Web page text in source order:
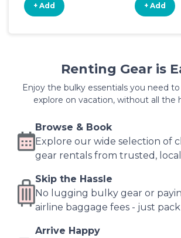
+ Add + Add
Renting Gear is
Enjoy the bulky essentials you need
explore on vacation, without all the
Browse & Book
Explore our wide selection of
gear rentals from trusted,
Skip the Hassle
No lugging bulky gear or
airline baggage fees - just
Arrive Happy